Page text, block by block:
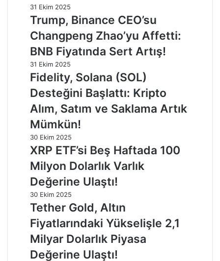
31 Ekim 2025
Trump, Binance CEO’su
Changpeng Zhao’yu Affetti:
BNB Fiyatında Sert Artış!
31 Ekim 2025
Fidelity, Solana (SOL)
Desteğini Başlattı: Kripto
Alım, Satım ve Saklama Artık
Mümkün!
30 Ekim 2025
XRP ETF’si Beş Haftada 100
Milyon Dolarlık Varlık
Değerine Ulaştı!
30 Ekim 2025
Tether Gold, Altın
Fiyatlarındaki Yükselişle 2,1
Milyar Dolarlık Piyasa
Değerine Ulaştı!